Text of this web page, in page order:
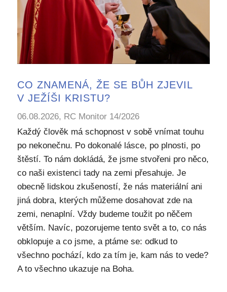
CO ZNAMENÁ, ŽE SE BŮH ZJEVIL
V JEŽÍŠI KRISTU?
06.08.2026, RC Monitor 14/2026
Každý člověk má schopnost v sobě vnímat touhu
po nekonečnu. Po dokonalé lásce, po plnosti, po
štěstí. To nám dokládá, že jsme stvořeni pro něco,
co naši existenci tady na zemi přesahuje. Je
obecně lidskou zkušeností, že nás materiální ani
jiná dobra, kterých můžeme dosahovat zde na
zemi, nenaplní. Vždy budeme toužit po něčem
větším. Navíc, pozorujeme tento svět a to, co nás
obklopuje a co jsme, a ptáme se: odkud to
všechno pochází, kdo za tím je, kam nás to vede?
A to všechno ukazuje na Boha.